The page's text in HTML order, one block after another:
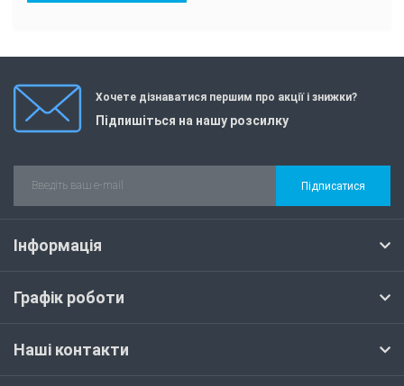
Хочете дізнаватися першим про акції і знижки?
Підпишіться на нашу розсилку
Підписатися
Інформація
Графік роботи
Наші контакти